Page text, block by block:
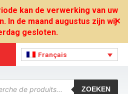
kan de verwerking van uw
In de maand augustus zijn wij
gesloten.
✕
Français
ZOEKEN